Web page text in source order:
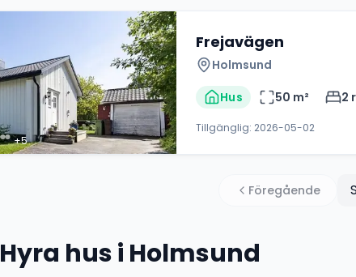
+5
Frejavägen
Holmsund
Hus 50 m² 2
Tillgänglig: 2026-05-02
Föregående
Hyra hus i Holmsund